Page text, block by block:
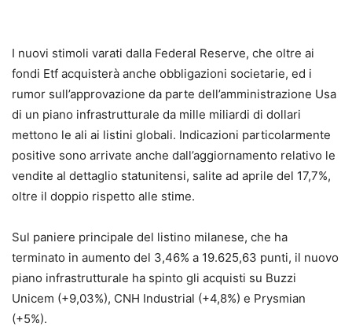
I nuovi stimoli varati dalla Federal Reserve, che oltre ai
fondi Etf acquisterà anche obbligazioni societarie, ed i
rumor sull’approvazione da parte dell’amministrazione Usa
di un piano infrastrutturale da mille miliardi di dollari
mettono le ali ai listini globali. Indicazioni particolarmente
positive sono arrivate anche dall’aggiornamento relativo le
vendite al dettaglio statunitensi, salite ad aprile del 17,7%,
oltre il doppio rispetto alle stime.
Sul paniere principale del listino milanese, che ha
terminato in aumento del 3,46% a 19.625,63 punti, il nuovo
piano infrastrutturale ha spinto gli acquisti su Buzzi
Unicem (+9,03%), CNH Industrial (+4,8%) e Prysmian
(+5%).